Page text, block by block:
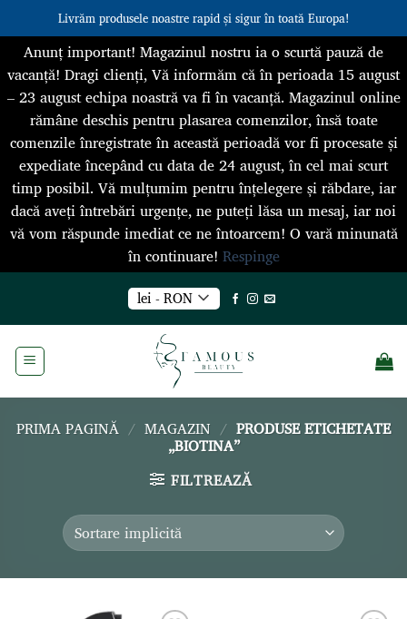
Livrăm produsele noastre rapid și sigur în toată Europa!
Anunț important! Magazinul nostru ia o scurtă pauză de
vacanță! Dragi clienți, Vă informăm că în perioada 15 august
– 23 august echipa noastră va fi în vacanță. Magazinul online
rămâne deschis pentru plasarea comenzilor, însă toate
comenzile înregistrate în această perioadă vor fi procesate și
expediate începând cu data de 24 august, în cel mai scurt
timp posibil. Vă mulțumim pentru înțelegere și răbdare, iar
dacă aveți întrebări urgențe, ne puteți lăsa un mesaj, iar noi
vă vom răspunde imediat ce ne întoarcem! O vară minunată
în continuare! Respinge
content
lei - RON
PRIMA PAGINĂ / MAGAZIN / PRODUSE ETICHETATE
„BIOTINA”
FILTREAZĂ